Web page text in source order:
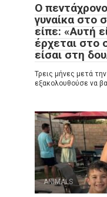
Ο
γυναίκα στο
είπε: «Αυτή
έρχεται στο
είσαι στη
Τρεις μήνες μετά
εξακολουθούσε να
ANIMALS